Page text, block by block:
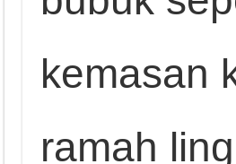
kemasan
ramah